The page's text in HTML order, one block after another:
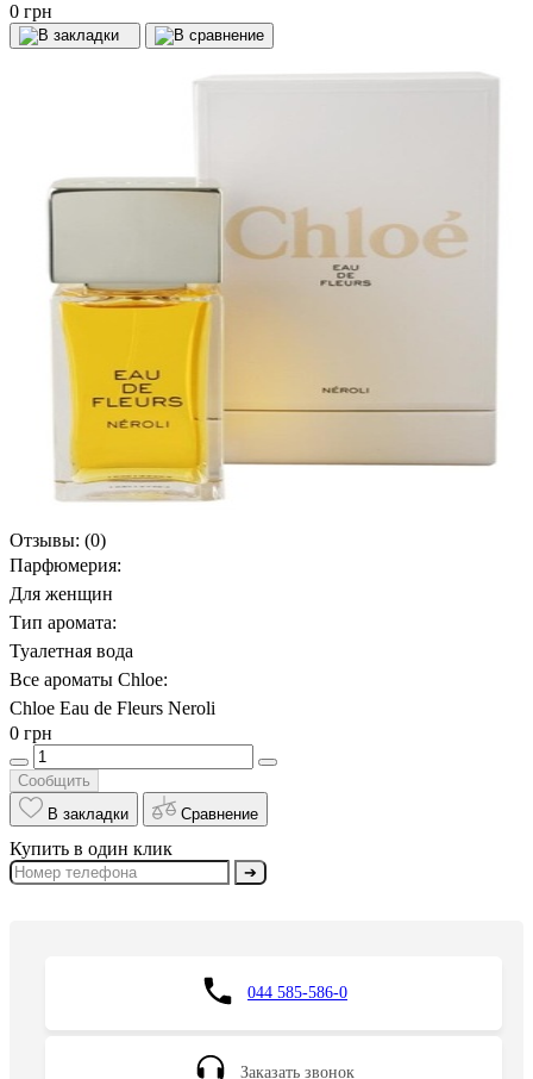
0 грн
Отзывы: (0)
Парфюмерия:
Для женщин
Тип аромата:
Туалетная вода
Все ароматы Chloe:
Chloe Eau de Fleurs Neroli
0 грн
Сообщить
В закладки
Сравнение
Купить в один клик
➔
044 585-586-0
Заказать звонок